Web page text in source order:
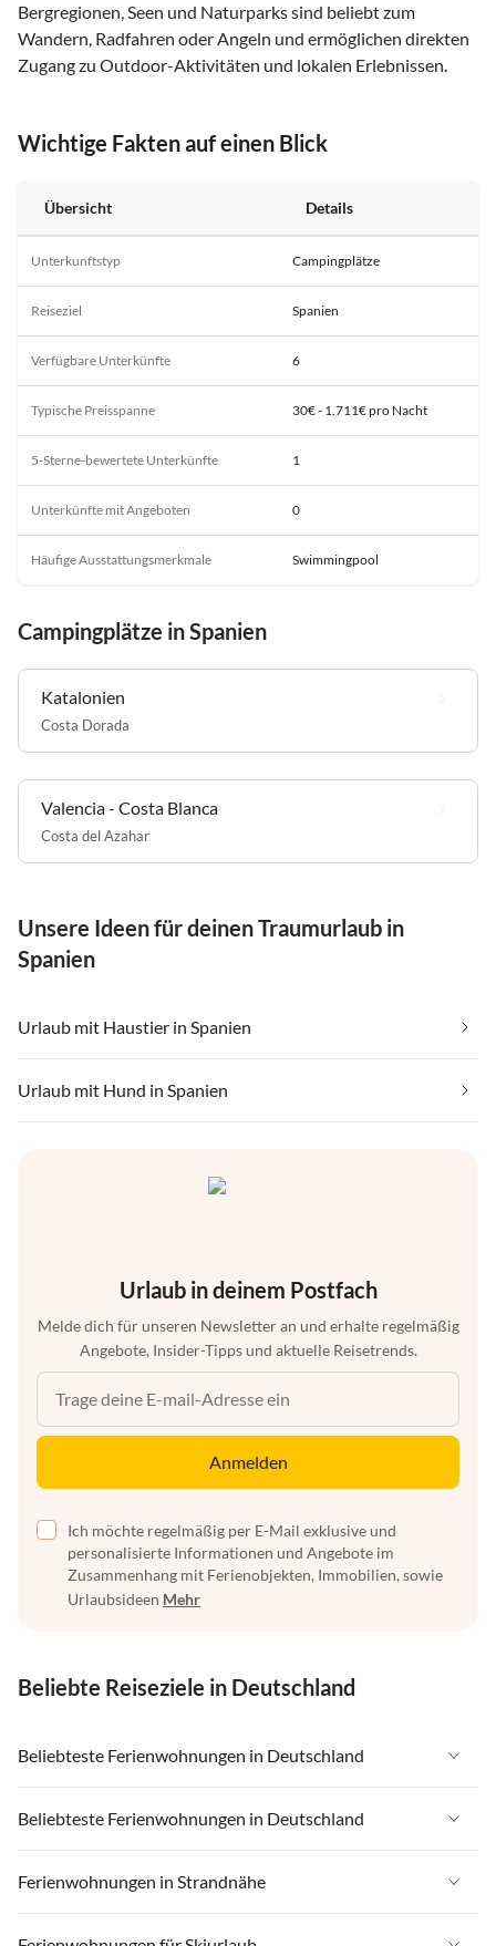
Bergregionen, Seen und Naturparks sind beliebt zum
Wandern, Radfahren oder Angeln und ermöglichen direkten
Zugang zu Outdoor-Aktivitäten und lokalen Erlebnissen.
Wichtige Fakten auf einen Blick
Übersicht Details
Unterkunftstyp Campingplätze
Reiseziel Spanien
Verfügbare Unterkünfte 6
Typische Preisspanne 30€ - 1.711€ pro Nacht
5-Sterne-bewertete Unterkünfte 1
Unterkünfte mit Angeboten 0
Häufige Ausstattungsmerkmale Swimmingpool
Campingplätze in Spanien
Katalonien
Costa Dorada
Valencia - Costa Blanca
Costa del Azahar
Unsere Ideen für deinen Traumurlaub in
Spanien
Urlaub mit Haustier in Spanien
Urlaub mit Hund in Spanien
Urlaub in deinem Postfach
Melde dich für unseren Newsletter an und erhalte regelmäßig
Angebote, Insider-Tipps und aktuelle Reisetrends.
Anmelden
Ich möchte regelmäßig per E-Mail exklusive und
personalisierte Informationen und Angebote im
Zusammenhang mit Ferienobjekten, Immobilien, sowie
Urlaubsideen Mehr
Beliebte Reiseziele in Deutschland
Beliebteste Ferienwohnungen in Deutschland
Ferienwohnungen in Deutschland
Ferienwohnungen in Ostsee
Ferienwohnungen in Nordsee
Beliebteste Ferienwohnungen in Deutschland
Ferienwohnungen in Deutschland
Ferienwohnungen in Ostsee
Ferienwohnungen in Strandnähe
Ferienwohnungen in Strandnähe in Deutschland